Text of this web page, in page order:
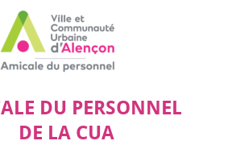
DU PERSONNEL
DE LA CUA